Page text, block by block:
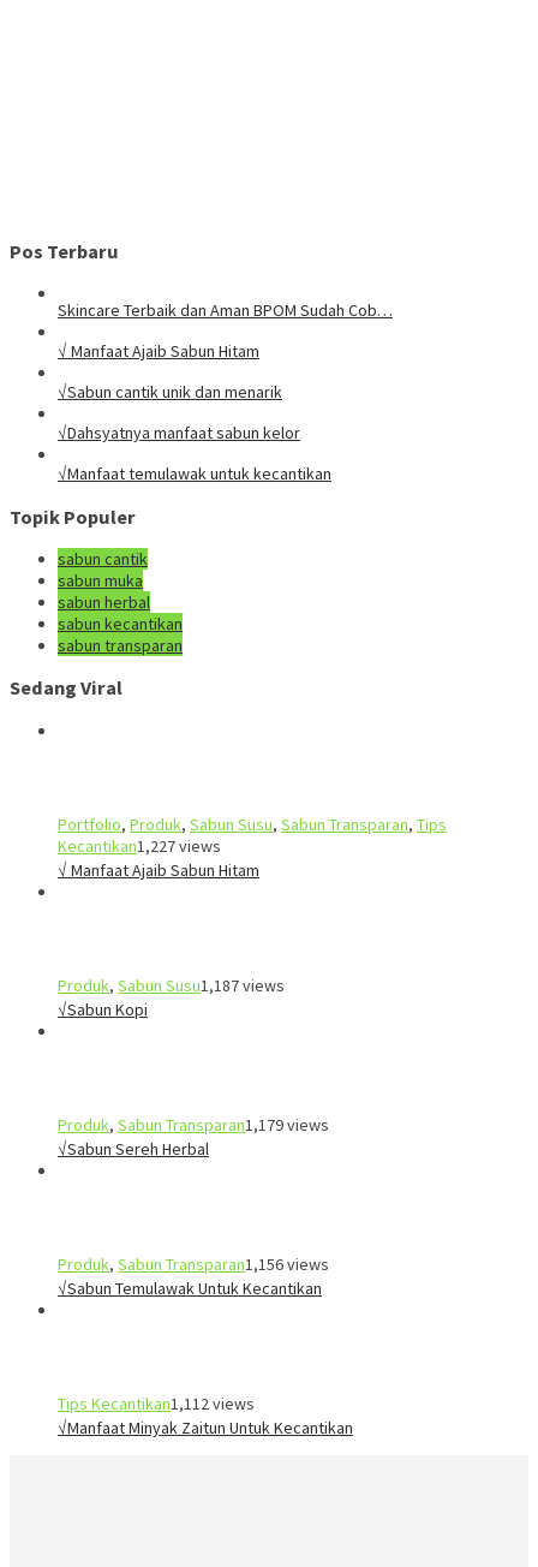
Pos Terbaru
Skincare Terbaik dan Aman BPOM Sudah Cob…
√ Manfaat Ajaib Sabun Hitam
√Sabun cantik unik dan menarik
√Dahsyatnya manfaat sabun kelor
√Manfaat temulawak untuk kecantikan
Topik Populer
sabun cantik
sabun muka
sabun herbal
sabun kecantikan
sabun transparan
Sedang Viral
Portfolio, Produk, Sabun Susu, Sabun Transparan, Tips
Kecantikan1,227 views
√ Manfaat Ajaib Sabun Hitam
Produk, Sabun Susu1,187 views
√Sabun Kopi
Produk, Sabun Transparan1,179 views
√Sabun Sereh Herbal
Produk, Sabun Transparan1,156 views
√Sabun Temulawak Untuk Kecantikan
Tips Kecantikan1,112 views
√Manfaat Minyak Zaitun Untuk Kecantikan